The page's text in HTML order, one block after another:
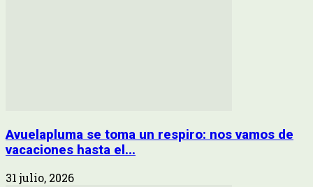
Avuelapluma se toma un respiro: nos vamos de
vacaciones hasta el...
31 julio, 2026